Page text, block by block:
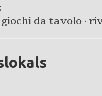
da tavolo ·